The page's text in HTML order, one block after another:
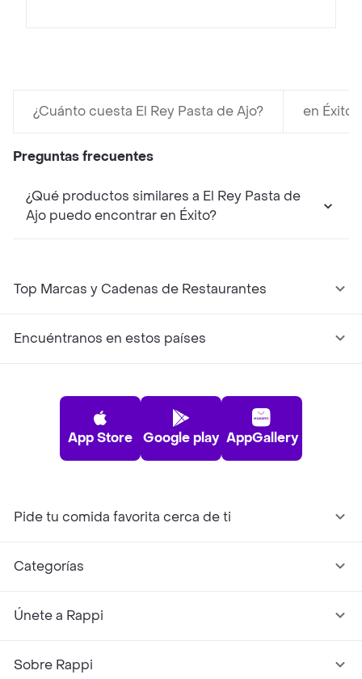
¿Cuánto cuesta El Rey Pasta de Ajo? en Éxito
Preguntas frecuentes
¿Qué productos similares a El Rey Pasta de
Ajo puedo encontrar en Éxito?
Top Marcas y Cadenas de Restaurantes
Encuéntranos en estos países
App Store Google play AppGallery
Pide tu comida favorita cerca de ti
Categorías
Únete a Rappi
Sobre Rappi